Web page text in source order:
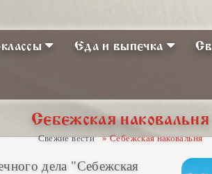
Еда и выпечка
Себежская наковальня
Свежие вести » Себежская наковальня
дела "Себежская